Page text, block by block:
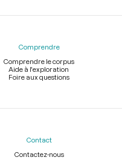
Comprendre
Comprendre le corpus
Aide à l'exploration
Foire aux questions
Contact
Contactez-nous